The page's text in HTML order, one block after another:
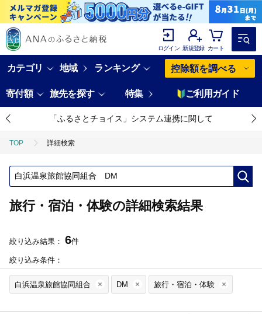
ログイン 新規登録 カート
カテゴリ 地域 ランキング 控除額を調べる
寄付額 旅先を探す 特集 ご利用ガイド
「ふるさとチョイス」システム連携に関して
TOP 詳細検索
旅行・宿泊・体験の詳細検索結果
絞り込み結果： 6件
絞り込み条件：
白浜温泉旅館協同組合 DM 旅行・宿泊・体験